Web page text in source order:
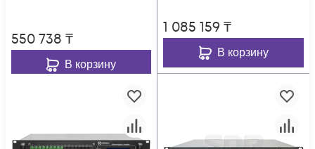
550 738 ₸
В корзину
1 085 159 ₸
В корзину